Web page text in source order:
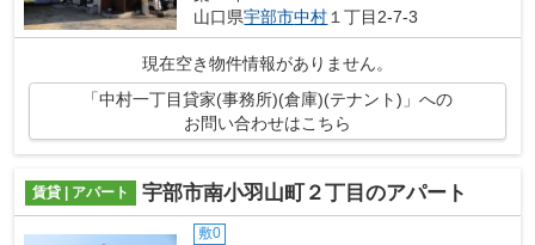
山口県宇部市中村１丁目2-7-3
現在空き物件情報がありません。
「中村一丁目貸家(事務所)(倉庫)(テナント)」への
お問い合わせはこちら
賃貸 | アパート 宇部市南小羽山町２丁目のアパート
敷0